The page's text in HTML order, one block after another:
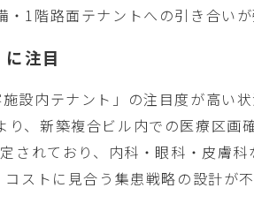
1階路面テナントへの引き合いが
注目
内テナント」の注目度が高い状
、新築複合ビル内での医療区画確
れており、内科・眼科・皮膚科
ストに見合う集患戦略の設計が不